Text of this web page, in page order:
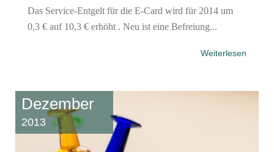
Das Service-Entgelt für die E-Card wird für 2014 um
0,3 € auf 10,3 € erhöht . Neu ist eine Befreiung...
Weiterlesen
Dezember
2013